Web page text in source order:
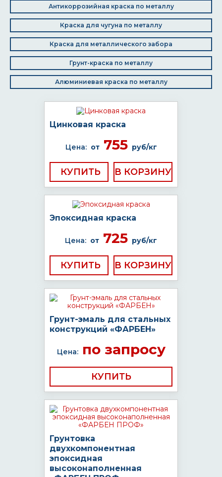
Антикоррозийная краска по металлу
Краска для чугуна по металлу
Краска для металлического забора
Грунт-краска по металлу
Алюминиевая краска по металлу
Цинковая краска
Цена: от755 руб/кг
КУПИТЬ
Эпоксидная краска
Цена: от 725 руб/кг
КУПИТЬ
Грунт-эмаль для стальных
конструкций «ФАРБЕН»
Цена:по запросу
КУПИТЬ
Грунтовка
двухкомпонентная
эпоксидная
высоконаполненная